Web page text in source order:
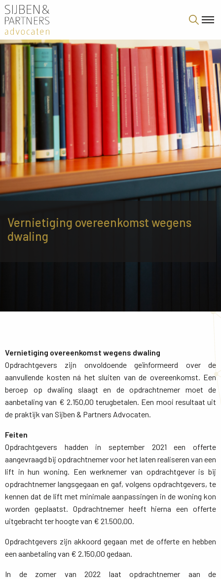
Vernietiging overeenkomst wegens
dwaling
Vernietiging overeenkomst wegens dwaling
Opdrachtgevers zijn onvoldoende geïnformeerd over de
aanvullende kosten ná het sluiten van de overeenkomst. Een
beroep op dwaling slaagt en de opdrachtnemer moet de
aanbetaling van € 2.150,00 terugbetalen. Een mooi resultaat uit
de praktijk van Sijben & Partners Advocaten.
Feiten
Opdrachtgevers hadden in september 2021 een offerte
aangevraagd bij opdrachtnemer voor het laten realiseren van een
lift in hun woning. Een werknemer van opdrachtgever is bij
opdrachtnemer langsgegaan en gaf, volgens opdrachtgevers, te
kennen dat de lift met minimale aanpassingen in de woning kon
worden geplaatst. Opdrachtnemer heeft hierna een offerte
uitgebracht ter hoogte van € 21.500,00.
Opdrachtgevers zijn akkoord gegaan met de offerte en hebben
een aanbetaling van € 2.150,00 gedaan.
In de zomer van 2022 laat opdrachtnemer aan de